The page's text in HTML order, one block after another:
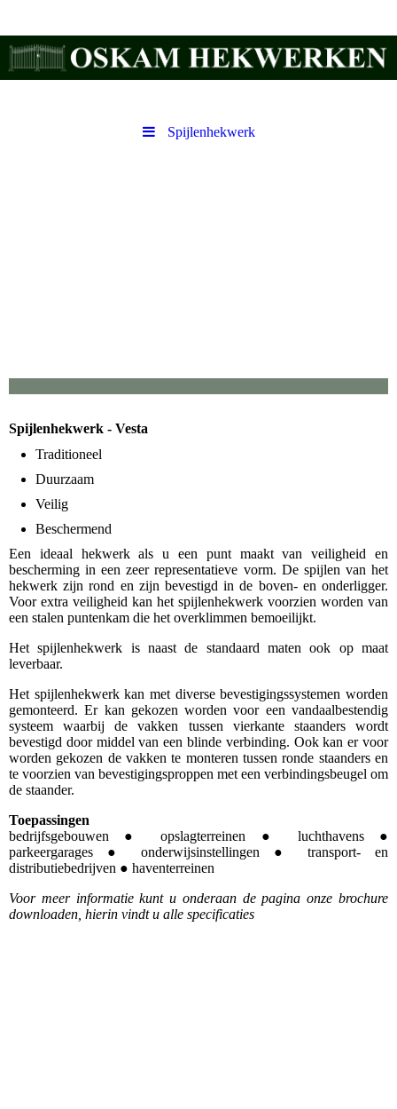
Spijlenhekwerk
Spijlenhekwerk - Vesta
Traditioneel
Duurzaam
Veilig
Beschermend
Een ideaal hekwerk als u een punt maakt van veiligheid en
bescherming in een zeer representatieve vorm. De spijlen van het
hekwerk zijn rond en zijn bevestigd in de boven- en onderligger.
Voor extra veiligheid kan het spijlenhekwerk voorzien worden van
een stalen puntenkam die het overklimmen bemoeilijkt.
Het spijlenhekwerk is naast de standaard maten ook op maat
leverbaar.
Het spijlenhekwerk kan met diverse bevestigingssystemen worden
gemonteerd. Er kan gekozen worden voor een vandaalbestendig
systeem waarbij de vakken tussen vierkante staanders wordt
bevestigd door middel van een blinde verbinding. Ook kan er voor
worden gekozen de vakken te monteren tussen ronde staanders en
te voorzien van bevestigingsproppen met een verbindingsbeugel om
de staander.
Toepassingen
bedrijfsgebouwen ● opslagterreinen ● luchthavens ●
parkeergarages ● onderwijsinstellingen ● transport- en
distributiebedrijven ● haventerreinen
Voor meer informatie kunt u onderaan de pagina onze brochure
downloaden, hierin vindt u alle specificaties